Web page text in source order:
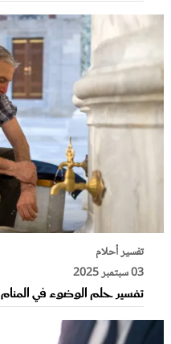
تفسير أحلام
03 سبتمبر 2025
تفسير حلم الوضوء في المنام